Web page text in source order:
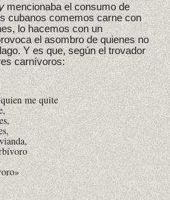
mencionaba el consumo de
cubanos comemos carne con
lo hacemos con un
el asombro de quienes no
Y es que, según el trovador
carnívoros:
me quite